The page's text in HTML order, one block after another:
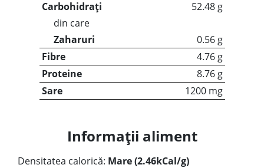
Carbohidrați
52.48 g
din care
Zaharuri
0.56 g
Fibre
4.76 g
Proteine
8.76 g
Sare
1200 mg
Informații aliment
Densitatea calorică: Mare (2.46kCal/g)